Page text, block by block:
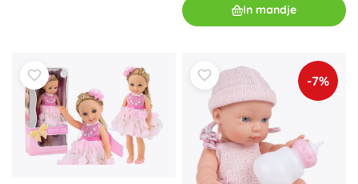
In mandje
-7%